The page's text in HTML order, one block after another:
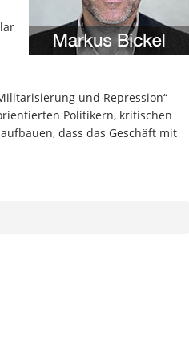
und Repression“
Politikern, kritischen
dass das Geschäft mit